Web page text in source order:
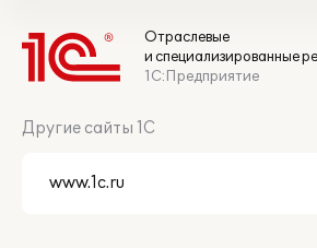
Отраслевые
и специализированные
1С:Предприятие
Другие сайты 1С